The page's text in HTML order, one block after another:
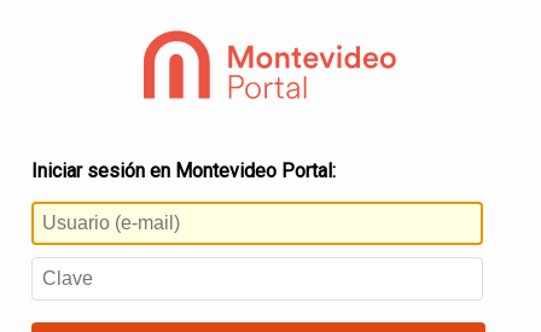
Iniciar sesión en Montevideo Portal: